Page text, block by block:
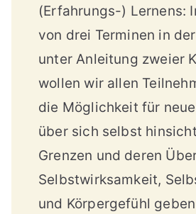
(Erfahrungs-) Lernens:
von drei Terminen in
unter Anleitung zweier
wollen wir allen
die Möglichkeit für
über sich selbst
Grenzen und deren
Selbstwirksamkeit,
und Körpergefühl